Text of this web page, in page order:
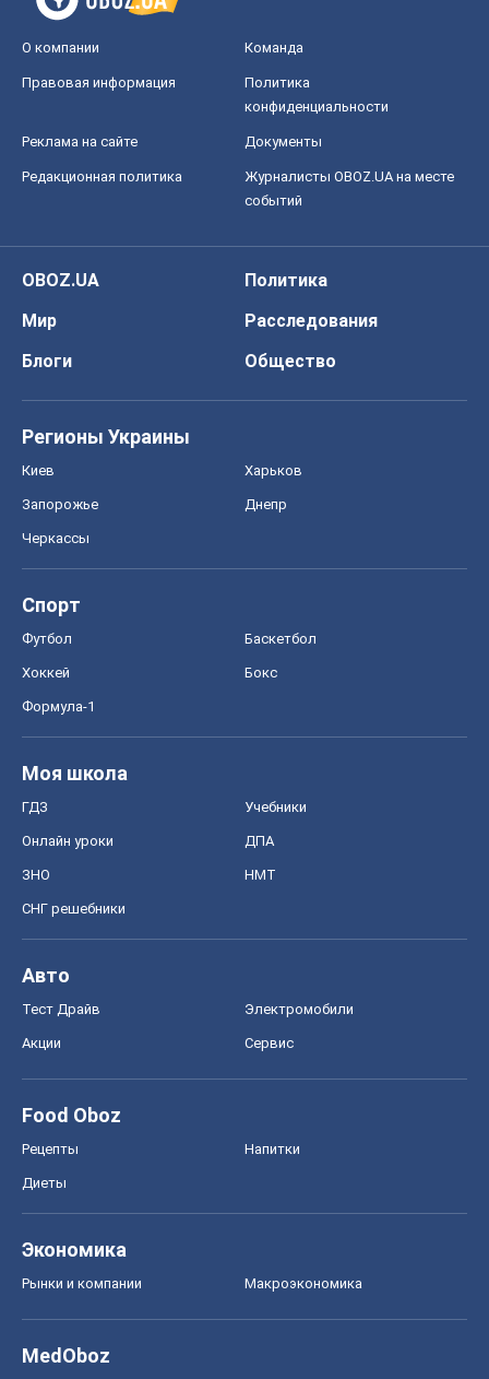
О компании Команда
Правовая информация
Политика
конфиденциальности
Реклама на сайте Документы
Редакционная политика
Журналисты OBOZ.UA на месте
событий
OBOZ.UA
Политика
Мир
Расследования
Блоги
Общество
Регионы Украины
Киев Харьков
Запорожье Днепр
Черкассы
Спорт
Футбол Баскетбол
Хоккей Бокс
Формула-1
Моя школа
ГДЗ Учебники
Онлайн уроки ДПА
ЗНО НМТ
СНГ решебники
Авто
Тест Драйв Электромобили
Акции Сервис
Food Oboz
Рецепты Напитки
Диеты
Экономика
Рынки и компании Mакроэкономика
MedOboz